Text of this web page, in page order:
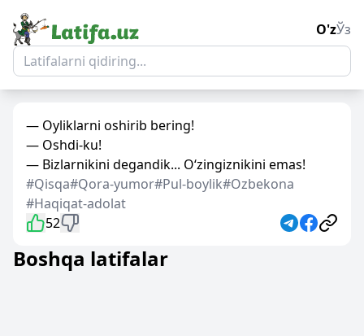
O'zЎз
— Oyliklarni oshirib bering!
— Oshdi-ku!
— Bizlarnikini degandik... O‘zingiznikini emas!
#Qisqa#Qora-yumor#Pul-boylik#Ozbekona
#Haqiqat-adolat
52
Boshqa latifalar